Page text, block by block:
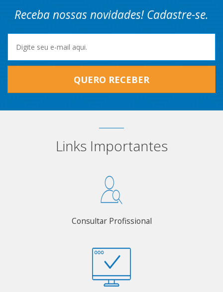
Receba nossas novidades! Cadastre-se.
QUERO RECEBER
Links Importantes
Consultar Profissional